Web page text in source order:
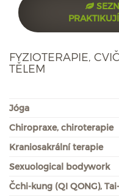
FYZIOTERAPIE,
TĚLEM
Jóga
Chiropraxe, chiroterapie
Kraniosakrální terapie
Sexuological bodywork
Čchi-kung (QI QONG),